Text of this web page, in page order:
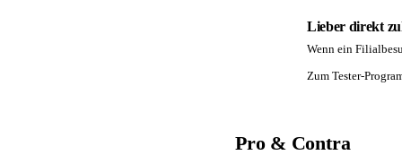
Lieber direkt
Wenn ein
Zum Tester-
Pro & Contra